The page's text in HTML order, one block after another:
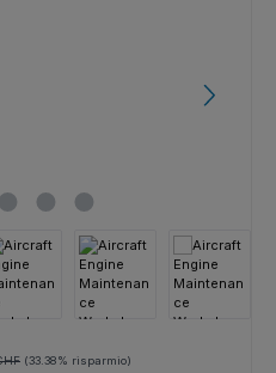
normale:
(33.38% risparmio)